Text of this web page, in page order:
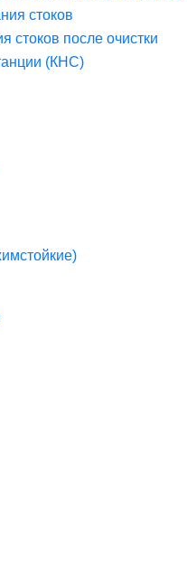
стоков
стоков после очистки
(КНС)